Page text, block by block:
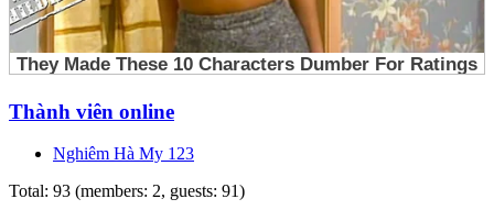
Thành viên online
Nghiêm Hà My 123
Total: 93 (members: 2, guests: 91)